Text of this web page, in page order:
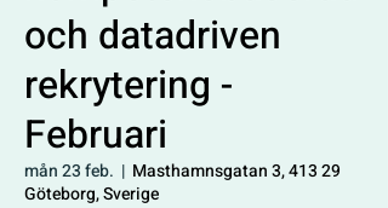
och datadriven
rekrytering -
Februari
mån 23 feb.
  |
Masthamnsgatan 3, 413 29
Göteborg, Sverige